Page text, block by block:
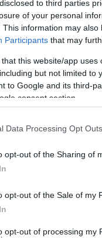
to third parties
of your personal
This information may
Participants that may
that this website/app
but not limited to
to Google and its third-
consent section.
Data Processing Opt Outs
opt-out of the Sharing of
opt-out of the Sale of my
opt-out of processing my
ezt írta
begyűjtését,
jelenik meg
illetve
az ismételt
Eger
telep